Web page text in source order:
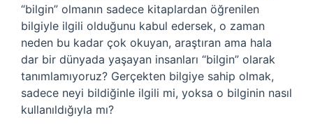
“bilgin” olmanın sadece kitaplardan öğrenilen
bilgiyle ilgili olduğunu kabul edersek, o zaman
neden bu kadar çok okuyan, araştıran ama hala
dar bir dünyada yaşayan insanları “bilgin” olarak
tanımlamıyoruz? Gerçekten bilgiye sahip olmak,
sadece neyi bildiğinle ilgili mi, yoksa o bilginin nasıl
kullanıldığıyla mı?